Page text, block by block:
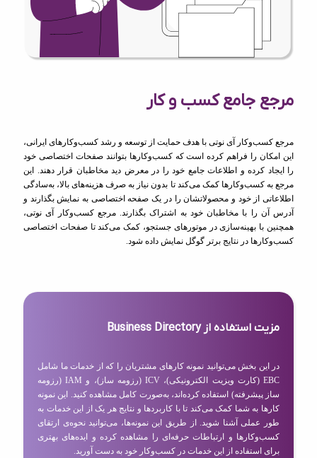
مرجع جامع کسب و کار
مرجع کسب‌وکار آی نوتی با هدف حمایت از توسعه و رشد کسب‌وکارهای ایرانی،
این امکان را فراهم کرده است که کسب‌وکارها بتوانند صفحات اختصاصی خود
را ایجاد کرده و اطلاعات جامع خود را در معرض دید مخاطبان قرار دهند. این
مرجع به کسب‌وکارها کمک می‌کند تا بدون نیاز به صرف هزینه‌های بالا، به‌سادگی
اطلاعاتی از خود و محصولاتشان را در یک صفحه اختصاصی به نمایش بگذارند و
آدرس آن را با مخاطبان خود به اشتراک بگذارند. مرجع کسب‌وکار آی نوتی،
همچنین با بهینه‌سازی در موتورهای جستجو، کمک می‌کند تا صفحات اختصاصی
کسب‌وکارها در نتایج برتر گوگل نمایش داده شود.
مزیت استفاده از Business Directory
در این بخش می‌توانید نمونه کارهای مشتریان را که از خدمات ما شامل
EBC (کارت ویزیت الکترونیکی)، ICV (رزومه ساز)، و IAM (رزومه
ساز پیشرفته) استفاده کرده‌اند، به‌صورت کامل مشاهده کنید. این نمونه
کارها به شما کمک می‌کند تا با کاربردها و نتایج هر یک از این خدمات به
طور عملی آشنا شوید. از طریق این نمونه‌ها، می‌توانید نحوه‌ی ارتقای
کسب‌وکارها و ارتباطات حرفه‌ای را مشاهده کرده و ایده‌های بهتری
برای استفاده از این خدمات در کسب‌وکار خود به دست آورید.